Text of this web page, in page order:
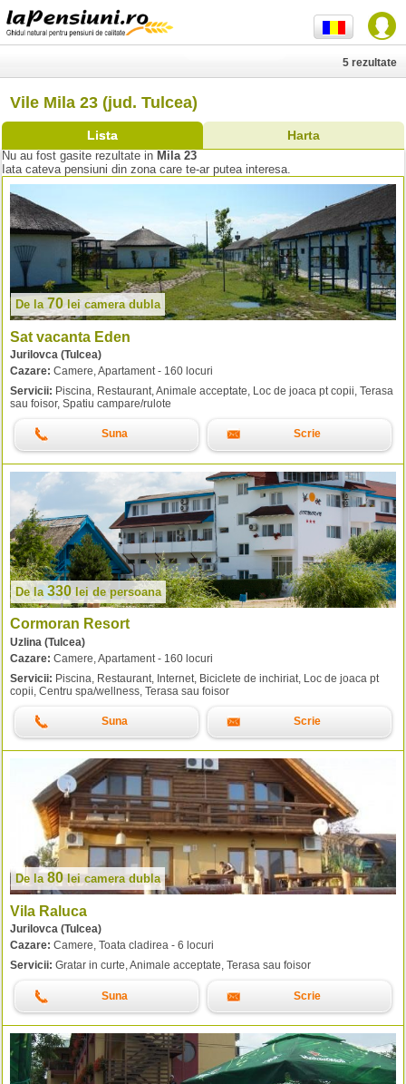
Vile Mila 23 (jud. Tulcea)
Lista Harta
5 rezultate
Nu au fost gasite rezultate in Mila 23
Iata cateva pensiuni din zona care te-ar putea interesa.
De la 70lei camera dubla
Sat vacanta Eden
Jurilovca (Tulcea)
Cazare: Camere, Apartament - 160 locuri
Servicii: Piscina, Restaurant, Animale acceptate, Loc de joaca pt copii, Terasa
sau foisor, Spatiu campare/rulote
Suna Scrie
De la 330lei de persoana
Cormoran Resort
Uzlina (Tulcea)
Cazare: Camere, Apartament - 160 locuri
Servicii: Piscina, Restaurant, Internet, Biciclete de inchiriat, Loc de joaca pt
copii, Centru spa/wellness, Terasa sau foisor
Suna Scrie
De la 80 lei camera dubla
Vila Raluca
Jurilovca (Tulcea)
Cazare: Camere, Toata cladirea - 6 locuri
Servicii: Gratar in curte, Animale acceptate, Terasa sau foisor
Suna Scrie